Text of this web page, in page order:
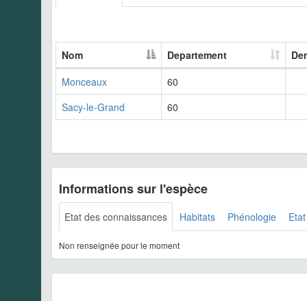
Nom Departement
Monceaux
60
Sacy-le-Grand
60
Informations sur l'espèce
Etat des connaissances Habitats Phénologie
Non renseignée pour le moment